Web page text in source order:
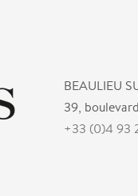
BEAULIEU
39,
+33 (0)4 93